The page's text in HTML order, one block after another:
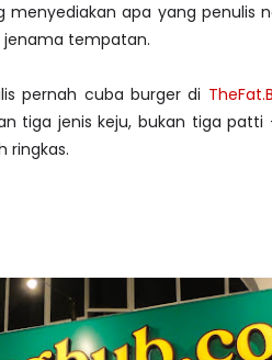
apa yang penulis
jenama tempatan.
pernah cuba burger di
tiga jenis keju, bukan tiga
ringkas.